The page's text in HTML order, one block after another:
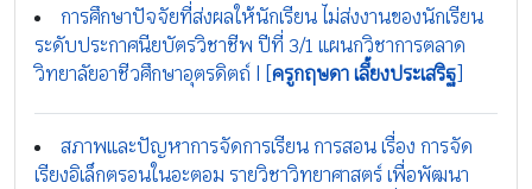
การศึกษาปัจจัยที่ส่งผลให้นักเรียน ไม่ส่งงานของนักเรียน
ระดับประกาศนียบัตรวิชาชีพ ปีที่ 3/1 แผนกวิชาการตลาด
วิทยาลัยอาชีวศึกษาอุตรดิตถ์ | [ ครูกฤษดา เลี้ยงประเสริฐ
สภาพและปัญหาการจัดการเรียน การสอน เรื่อง การจัด
เรียงอิเล็กตรอนในอะตอม รายวิชาวิทยาศาสตร์ เพื่อพัฒนา